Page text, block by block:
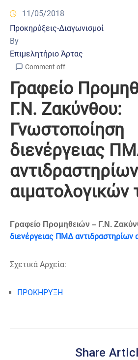
11/05/2018
Προκηρύξεις-Διαγωνισμοί
By
Επιμελητήριο Άρτας
Comment off
Γραφείο
Γ.Ν. Ζακύνθου:
Γνωστοποίηση
διενέργειας
αντιδραστηρίων
αιματολογικών
Γραφείο Προμηθειών – Γ.Ν.
διενέργειας ΠΜΔ αντιδραστηρίων
Σχετικά Αρχεία:
ΠΡΟΚΗΡΥΞΗ
Share